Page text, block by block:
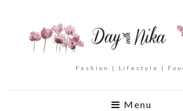
Fashion | Lifestyle |
Menu